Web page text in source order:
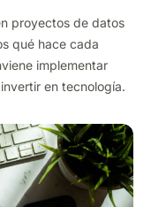
proyectos de datos
qué hace cada
implementar
en tecnología.